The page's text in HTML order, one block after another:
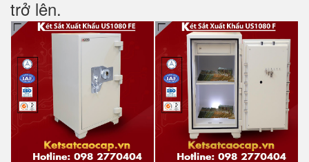
trở lên.